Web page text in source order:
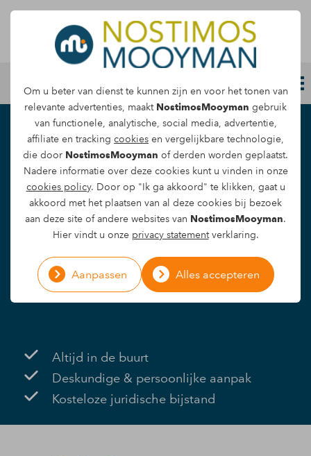
Om u beter van dienst te kunnen zijn en voor het tonen van
relevante advertenties, maakt NostimosMooyman gebruik
van functionele, analytische, social media, advertentie,
affiliate en tracking cookies en vergelijkbare technologie,
die door NostimosMooyman of derden worden geplaatst.
Nadere informatie over deze cookies kunt u vinden in onze
cookies policy. Door op "Ik ga akkoord" te klikken, gaat u
akkoord met het plaatsen van al deze cookies bij bezoek
aan deze site of andere websites van NostimosMooyman.
Hier vindt u onze privacy statementverklaring.
Aanpassen Alles accepteren
Letselschade melden
Medische missers
Ontdek of je in aanmerking komt voor een
schadevergoeding.
Direct advies
Altijd in de buurt
Deskundige & persoonlijke aanpak
Kosteloze juridische bijstand